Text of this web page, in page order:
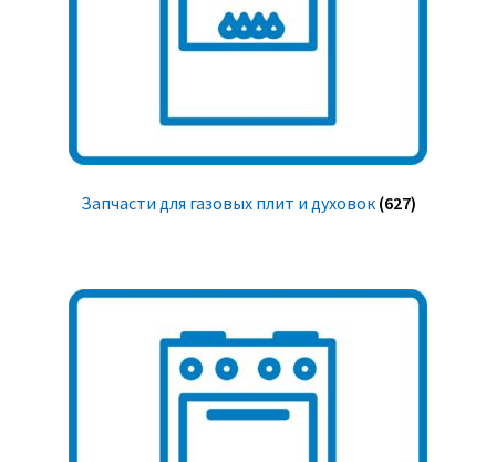
Запчасти для газовых плит и духовок (627)